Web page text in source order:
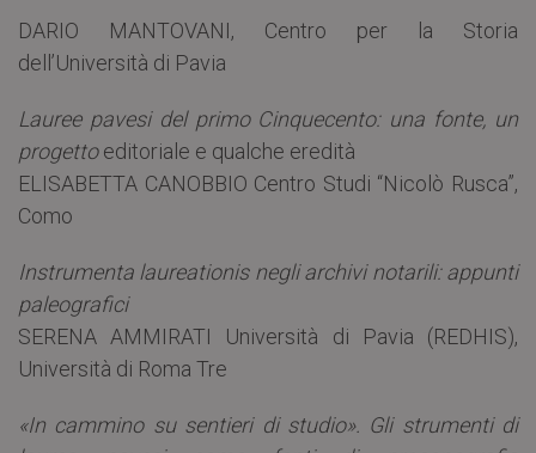
DARIO MANTOVANI, Centro per la Storia
dell’Università di Pavia
Lauree pavesi del primo Cinquecento: una fonte, un
progettoeditoriale e qualche eredità
ELISABETTA CANOBBIO Centro Studi “Nicolò Rusca”,
Como
Instrumenta laureationis negli archivi notarili: appunti
paleografici
SERENA AMMIRATI Università di Pavia (REDHIS),
Università di Roma Tre
«In cammino su sentieri di studio». Gli strumenti di